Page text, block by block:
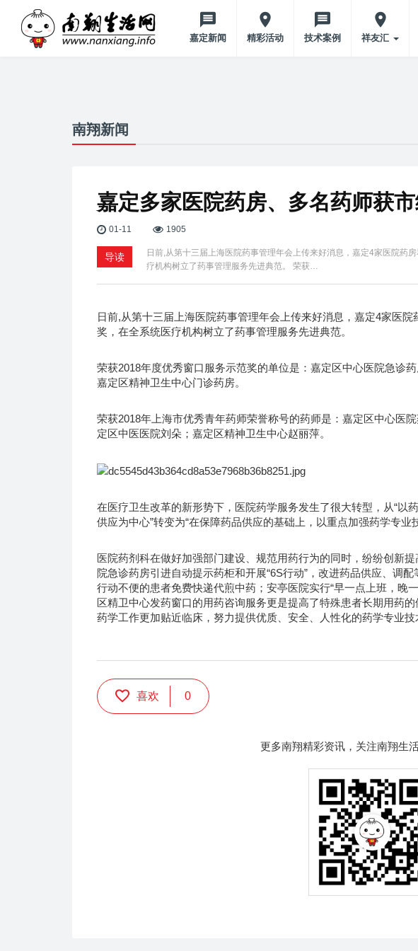
嘉定新闻 精彩活动 技术案例 祥友汇
南翔新闻
嘉定多家医院药房、多名药师获
01-11 1905
导读
日前,从第十三届上海医院药事管理年会上传来好消息，嘉定4家医院药
疗机构树立了药事管理服务先进典范。 荣获…
日前,从第十三届上海医院药事管理年会上传来好消息，嘉定4家医
奖，在全系统医疗机构树立了药事管理服务先进典范。
荣获2018年度优秀窗口服务示范奖的单位是：嘉定区中心医院急诊
嘉定区精神卫生中心门诊药房。
荣获2018年上海市优秀青年药师荣誉称号的药师是：嘉定区中心医
定区中医医院刘朵；嘉定区精神卫生中心赵丽萍。
在医疗卫生改革的新形势下，医院药学服务发生了很大转型，从“以
供应为中心”转变为“在保障药品供应的基础上，以重点加强药学专业
医院药剂科在做好加强部门建设、规范用药行为的同时，纷纷创新
院急诊药房引进自动提示药柜和开展“6S行动”，改进药品供应、调
行动不便的患者免费快递代煎中药；安亭医院实行“早一点上班，晚
区精卫中心发药窗口的用药咨询服务更是提高了特殊患者长期用药
药学工作更加贴近临床，努力提供优质、安全、人性化的药学专业技
喜欢 0
更多南翔精彩资讯，关注南翔生